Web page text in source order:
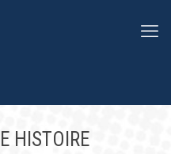
HISTOIRE